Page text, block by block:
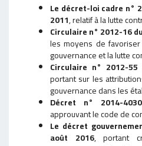
Le décret-loi cadre n°
2011, relatif à la lutte
Circulaire n° 2012-16
les moyens de
gouvernance et la lutte
Circulaire n° 2012-
portant sur les
gouvernance dans les
Décret n° 2014-
approuvant le code de
Le décret
août 2016, portant